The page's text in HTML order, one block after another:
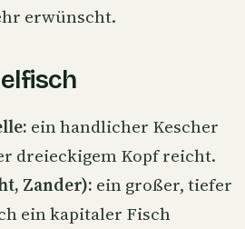
erwünscht.
ein handlicher Kescher
dreieckigem Kopf reicht.
Zander): ein großer, tiefer
ein kapitaler Fisch